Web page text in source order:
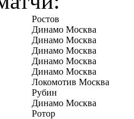
Ростов
Динамо Москва
Динамо Москва
Динамо Москва
Динамо Москва
Динамо Москва
Локомотив Москва
Рубин
Динамо Москва
Ротор